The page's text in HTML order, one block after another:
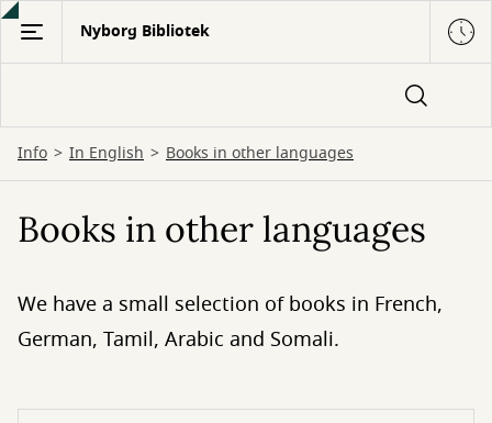
Gå
hovedindhold
Nyborg Bibliotek
Info In English Books in other languages
Books in other languages
We have a small selection of books in French,
German, Tamil, Arabic and Somali.